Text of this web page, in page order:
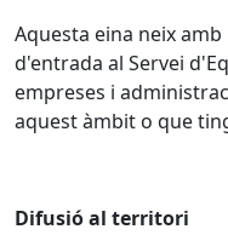
Aquesta eina neix
d'entrada al Servei
empreses i
aquest àmbit o que
Difusió al territori